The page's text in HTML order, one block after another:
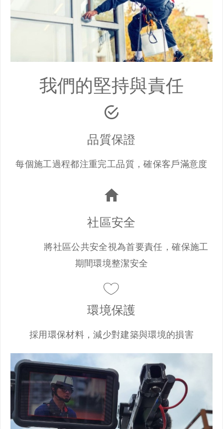
我們的堅持與責任
品質保證
每個施工過程都注重完工品質，確保客戶滿意度
社區安全
將社區公共安全視為首要責任，確保施工
期間環境整潔安全
環境保護
採用環保材料，減少對建築與環境的損害